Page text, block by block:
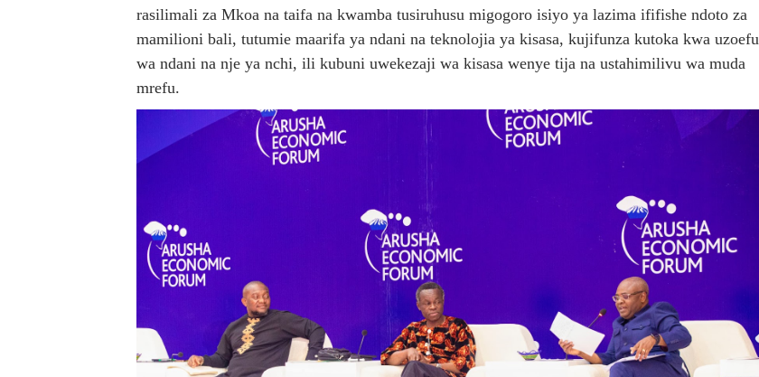
rasilimali za Mkoa na taifa na kwamba tusiruhusu migogoro isiyo ya lazima ififishe ndoto za
mamilioni bali, tutumie maarifa ya ndani na teknolojia ya kisasa, kujifunza kutoka kwa uzoefu
wa ndani na nje ya nchi, ili kubuni uwekezaji wa kisasa wenye tija na ustahimilivu wa muda
mrefu.